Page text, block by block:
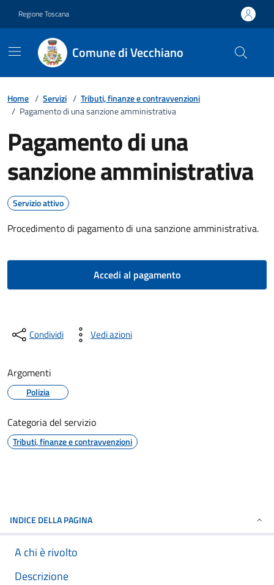
Regione Toscana
Comune di Vecchiano
Home / Servizi / Tributi, finanze e contravvenzioni
/ Pagamento di una sanzione amministrativa
Pagamento di una
sanzione amministrativa
Servizio attivo
Procedimento di pagamento di una sanzione amministrativa.
Accedi al pagamento
Condividi Vedi azioni
Argomenti
Polizia
Categoria del servizio
Tributi, finanze e contravvenzioni
INDICE DELLA PAGINA
A chi è rivolto
Descrizione